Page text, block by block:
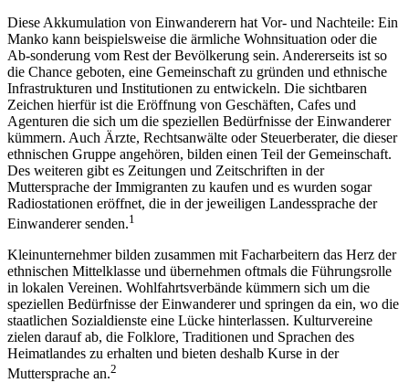
Diese Akkumulation von Einwanderern hat Vor- und Nachteile: Ein
Manko kann beispielsweise die ärmliche Wohnsituation oder die
Ab-sonderung vom Rest der Bevölkerung sein. Andererseits ist so
die Chance geboten, eine Gemeinschaft zu gründen und ethnische
Infrastrukturen und Institutionen zu entwickeln. Die sichtbaren
Zeichen hierfür ist die Eröffnung von Geschäften, Cafes und
Agenturen die sich um die speziellen Bedürfnisse der Einwanderer
kümmern. Auch Ärzte, Rechtsanwälte oder Steuerberater, die dieser
ethnischen Gruppe angehören, bilden einen Teil der Gemeinschaft.
Des weiteren gibt es Zeitungen und Zeitschriften in der
Muttersprache der Immigranten zu kaufen und es wurden sogar
Radiostationen eröffnet, die in der jeweiligen Landessprache der
Einwanderer senden.1
Kleinunternehmer bilden zusammen mit Facharbeitern das Herz der
ethnischen Mittelklasse und übernehmen oftmals die Führungsrolle
in lokalen Vereinen. Wohlfahrtsverbände kümmern sich um die
speziellen Bedürfnisse der Einwanderer und springen da ein, wo die
staatlichen Sozialdienste eine Lücke hinterlassen. Kulturvereine
zielen darauf ab, die Folklore, Traditionen und Sprachen des
Heimatlandes zu erhalten und bieten deshalb Kurse in der
Muttersprache an.2